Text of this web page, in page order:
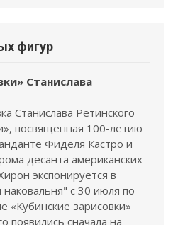
фигур
Станислава
Станислава Ретинского
посвященная 100-летию
Фиделя Кастро и
десанта американских
экспонируется в
с 30 июля по
«Кубинские зарисовки»
появились сначала на